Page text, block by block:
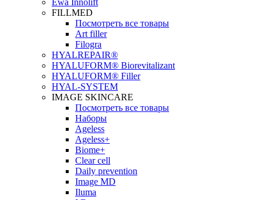
Ewa Innolift
FILLMED
Посмотреть все товары
Art filler
Filogra
НYALREPAIR®
HYALUFORM® Biorevitalizant
HYALUFORM® Filler
HYAL-SYSTEM
IMAGE SKINCARE
Посмотреть все товары
Наборы
Ageless
Ageless+
Biome+
Clear cell
Daily prevention
Image MD
Iluma